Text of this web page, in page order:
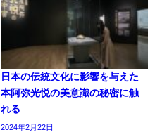
日本の伝統文化に影響を与えた
本阿弥光悦の美意識の秘密に触
れる
2024年2月22日